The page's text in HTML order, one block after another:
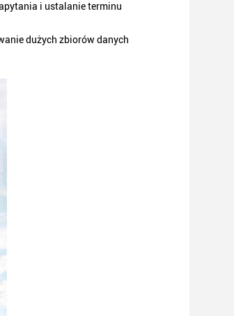
i ustalanie terminu
dużych zbiorów danych